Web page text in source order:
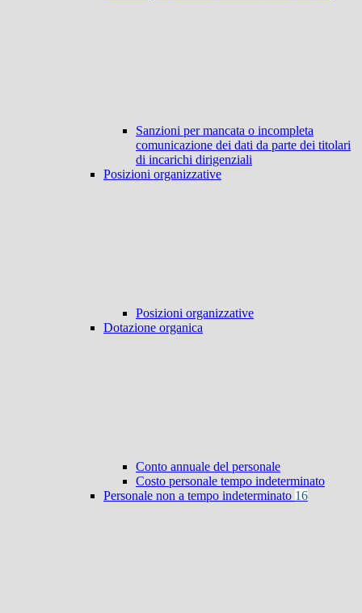
Sanzioni per mancata o incompleta
comunicazione dei dati da parte dei titolari
di incarichi dirigenziali
Posizioni organizzative
Posizioni organizzative
Dotazione organica
Conto annuale del personale
Costo personale tempo indeterminato
Personale non a tempo indeterminato 16